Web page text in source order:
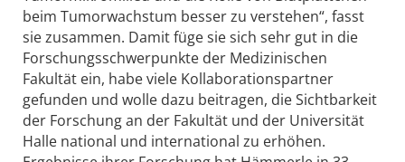
beim Tumorwachstum besser zu verstehen“, fasst
sie zusammen. Damit füge sie sich sehr gut in die
Forschungsschwerpunkte der Medizinischen
Fakultät ein, habe viele Kollaborationspartner
gefunden und wolle dazu beitragen, die Sichtbarkeit
der Forschung an der Fakultät und der Universität
Halle national und international zu erhöhen.